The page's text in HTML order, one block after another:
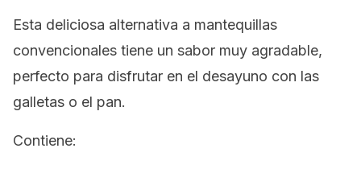
Esta deliciosa alternativa a mantequillas
convencionales tiene un sabor muy agradable,
perfecto para disfrutar en el desayuno con las
galletas o el pan.
Contiene: